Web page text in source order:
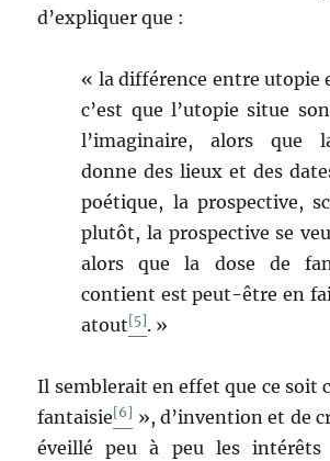
d’expliquer que :
« la différence entre utopie
c’est que l’utopie situe
l’imaginaire, alors que
donne des lieux et des
poétique, la prospective,
plutôt, la prospective se
alors que la dose de
contient est peut-être en
atout[5]. »
Il semblerait en effet que ce soit
fantaisie[6] », d’invention et de
éveillé peu à peu les intérêts